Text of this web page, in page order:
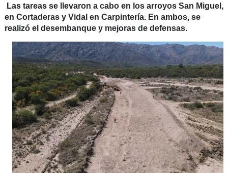
Las tareas se llevaron a cabo en los arroyos San Miguel,
en Cortaderas y Vidal en Carpintería. En ambos, se
realizó el desembanque y mejoras de defensas.